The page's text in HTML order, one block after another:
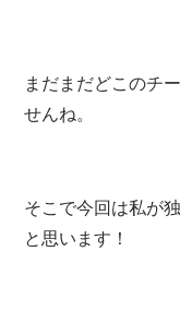
まだまだどこのチ
せんね。
そこで今回は私が
と思います！